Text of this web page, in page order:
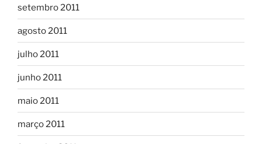
setembro 2011
agosto 2011
julho 2011
junho 2011
maio 2011
março 2011